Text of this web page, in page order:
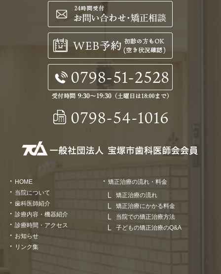
HOME
当院について
歯科医師紹介
診療内容・機器紹介
診療時間・アクセス
お知らせ
矯正治療の流れ・料金
矯正治療の流れ
矯正治療にかかる料金
当院での矯正治療方法
子どもの矯正治療のQ&A
リンク集